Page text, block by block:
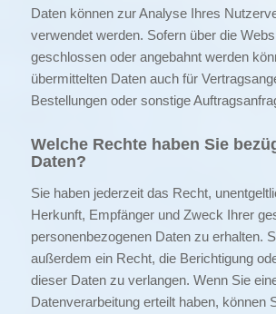
Daten können zur Analyse Ihres
verwendet werden. Sofern über die
geschlossen oder angebahnt werden
übermittelten Daten auch für
Bestellungen oder sonstige
Welche Rechte haben Sie
Daten?
Sie haben jederzeit das Recht,
Herkunft, Empfänger und Zweck Ihrer
personenbezogenen Daten zu erhalten.
außerdem ein Recht, die Berichtigung
dieser Daten zu verlangen. Wenn Sie
Datenverarbeitung erteilt haben, können